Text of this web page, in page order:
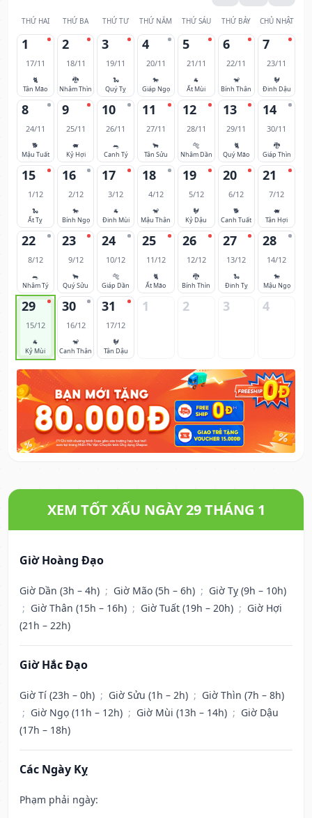
THỨ HAI THỨ BA THỨ TƯ THỨ NĂM THỨ SÁU THỨ BẢY CHỦ NHẬT
1
17/11
🐈
Tân Mão
2
18/11
🐉
Nhâm Thìn
3
19/11
🐍
Quý Tỵ
4
20/11
🐎
Giáp Ngọ
5
21/11
🐐
Ất Mùi
6
22/11
🐒
Bính Thân
7
23/11
🐓
Đinh Dậu
8
24/11
🐕
Mậu Tuất
9
25/11
🐖
Kỷ Hợi
10
26/11
🐀
Canh Tý
11
27/11
🐂
Tân Sửu
12
28/11
🐅
Nhâm Dần
13
29/11
🐈
Quý Mão
14
30/11
🐉
Giáp Thìn
15
1/12
🐍
Ất Tỵ
16
2/12
🐎
Bính Ngọ
17
3/12
🐐
Đinh Mùi
18
4/12
🐒
Mậu Thân
19
5/12
🐓
Kỷ Dậu
20
6/12
🐕
Canh Tuất
21
7/12
🐖
Tân Hợi
22
8/12
🐀
Nhâm Tý
23
9/12
🐂
Quý Sửu
24
10/12
🐅
Giáp Dần
25
11/12
🐈
Ất Mão
26
12/12
🐉
Bính Thìn
27
13/12
🐍
Đinh Tỵ
28
14/12
🐎
Mậu Ngọ
29
15/12
🐐
Kỷ Mùi
30
16/12
🐒
Canh Thân
31
17/12
🐓
Tân Dậu
1 2 3 4
XEM TỐT XẤU NGÀY 29 THÁNG 1
Giờ Hoàng Đạo
Giờ Dần (3h – 4h) ; Giờ Mão (5h – 6h) ; Giờ Tỵ (9h – 10h)
; Giờ Thân (15h – 16h) ; Giờ Tuất (19h – 20h) ; Giờ Hợi
(21h – 22h)
Giờ Hắc Đạo
Giờ Tí (23h – 0h) ; Giờ Sửu (1h – 2h) ; Giờ Thìn (7h – 8h)
; Giờ Ngọ (11h – 12h) ; Giờ Mùi (13h – 14h) ; Giờ Dậu
(17h – 18h)
Các Ngày Kỵ
Phạm phải ngày: